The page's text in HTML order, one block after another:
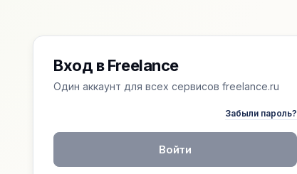
Вход в Freelance
Один аккаунт для всех сервисов freelance.ru
Забыли пароль?
Войти